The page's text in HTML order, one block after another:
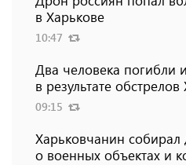
в Харькове
10:47
Два человека погибли
в результате
09:15
Харьковчанин
о военных объектах и